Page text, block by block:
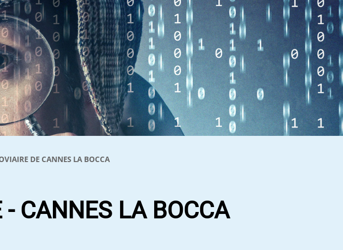
DE CANNES LA BOCCA
- CANNES LA BOCCA